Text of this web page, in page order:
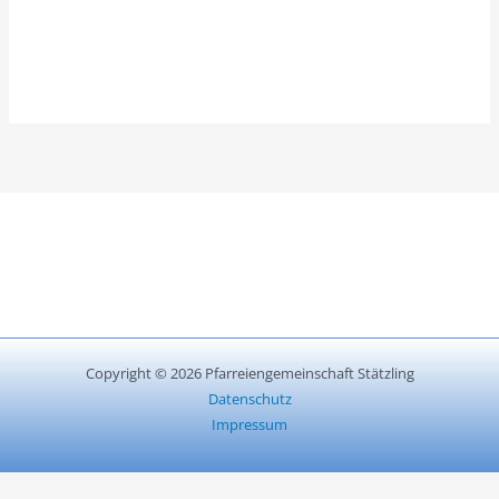
Copyright © 2026 Pfarreiengemeinschaft Stätzling
Datenschutz
Impressum